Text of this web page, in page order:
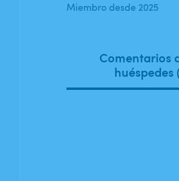
Miembro desde 2025
Comentarios
huéspedes